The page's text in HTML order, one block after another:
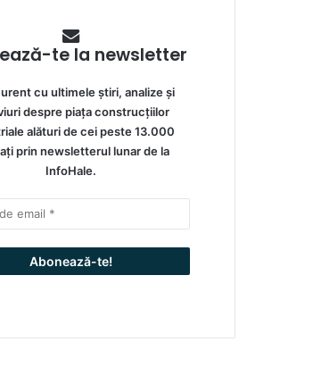
te la newsletter
cu ultimele știri, analize și
despre piața construcțiilor
alături de cei peste 13.000
prin newsletterul lunar de la
InfoHale.